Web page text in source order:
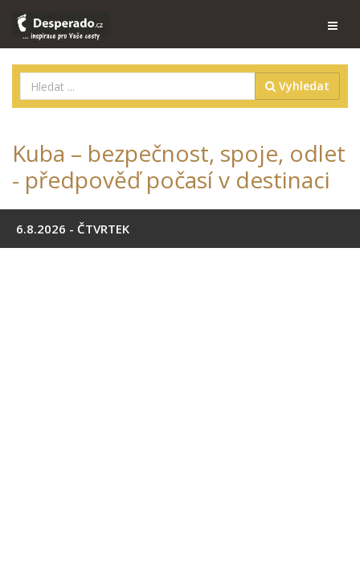
Vyhledat
Kuba – bezpečnost, spoje, odlet
- předpověď počasí v destinaci
6.8.2026 - ČTVRTEK